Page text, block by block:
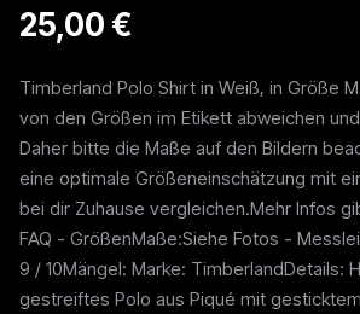
25,00 €
Timberland Polo Shirt in Weiß, in Größe
von den Größen im Etikett abweichen
Daher bitte die Maße auf den Bildern
eine optimale Größeneinschätzung mit
bei dir Zuhause vergleichen.Mehr Infos
FAQ - GrößenMaße:Siehe Fotos -
9 / 10Mängel: Marke: TimberlandDetails:
gestreiftes Polo aus Piqué mit